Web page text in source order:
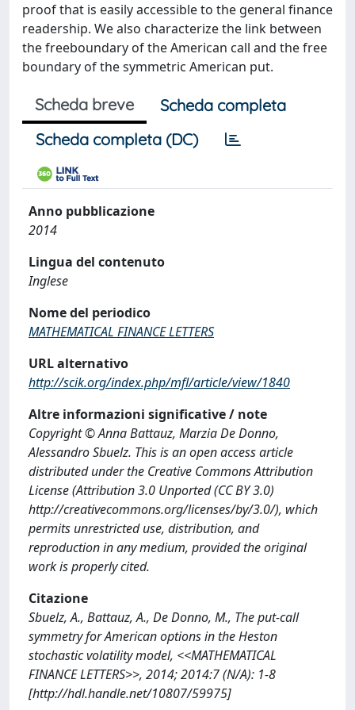
proof that is easily accessible to the general finance
readership. We also characterize the link between
the freeboundary of the American call and the free
boundary of the symmetric American put.
Scheda breve
Scheda completa
Scheda completa (DC)
Anno pubblicazione
2014
Lingua del contenuto
Inglese
Nome del periodico
MATHEMATICAL FINANCE LETTERS
URL alternativo
http://scik.org/index.php/mfl/article/view/1840
Altre informazioni significative / note
Copyright © Anna Battauz, Marzia De Donno,
Alessandro Sbuelz. This is an open access article
distributed under the Creative Commons Attribution
License (Attribution 3.0 Unported (CC BY 3.0)
http://creativecommons.org/licenses/by/3.0/), which
permits unrestricted use, distribution, and
reproduction in any medium, provided the original
work is properly cited.
Citazione
Sbuelz, A., Battauz, A., De Donno, M., The put-call
symmetry for American options in the Heston
stochastic volatility model, <<MATHEMATICAL
FINANCE LETTERS>>, 2014; 2014:7 (N/A): 1-8
[http://hdl.handle.net/10807/59975]